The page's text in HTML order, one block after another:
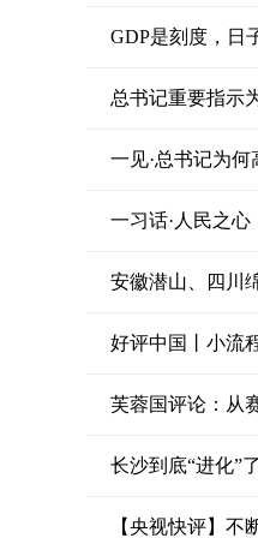
GDP是刻度，日
总书记重要指示
一见·总书记为
一习话·人民之
安徽潜山、四川
好评中国丨小流
芙蓉国评论：从
长沙到底“进化”
【央视快评】不